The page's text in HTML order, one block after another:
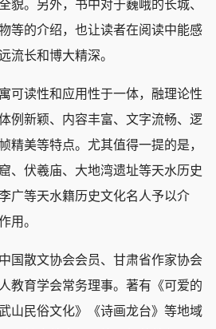
貌。另外，书中对于巍峨的长城、
等的介绍，也让读者在阅读中能感
流长和博大精深。
读性和应用性于一体，融理论性
例新颖、内容丰富、文字流畅、逻
精美等特点。尤其值得一提的是，
、伏羲庙、大地湾遗址等天水历史
广等天水籍历史文化名人予以介
用。
散文协会会员、甘肃省作家协会
教育学会常务理事。著有《可爱的
山民俗文化》《诗画龙台》等地域